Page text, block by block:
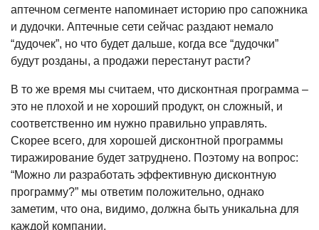
аптечном сегменте напоминает историю про сапожника
и дудочки. Аптечные сети сейчас раздают немало
“дудочек”, но что будет дальше, когда все “дудочки”
будут розданы, а продажи перестанут расти?
В то же время мы считаем, что дисконтная программа –
это не пло­хой и не хороший продукт, он слож­ный, и
соответственно им нужно правильно управлять.
Скорее всего, для хорошей дисконтной программы
тиражирование будет затруднено. Поэтому на вопрос:
“Можно ли раз­работать эффективную дисконтную
программу?” мы ответим положитель­но, однако
заметим, что она, видимо, должна быть уникальна для
каждой компании.